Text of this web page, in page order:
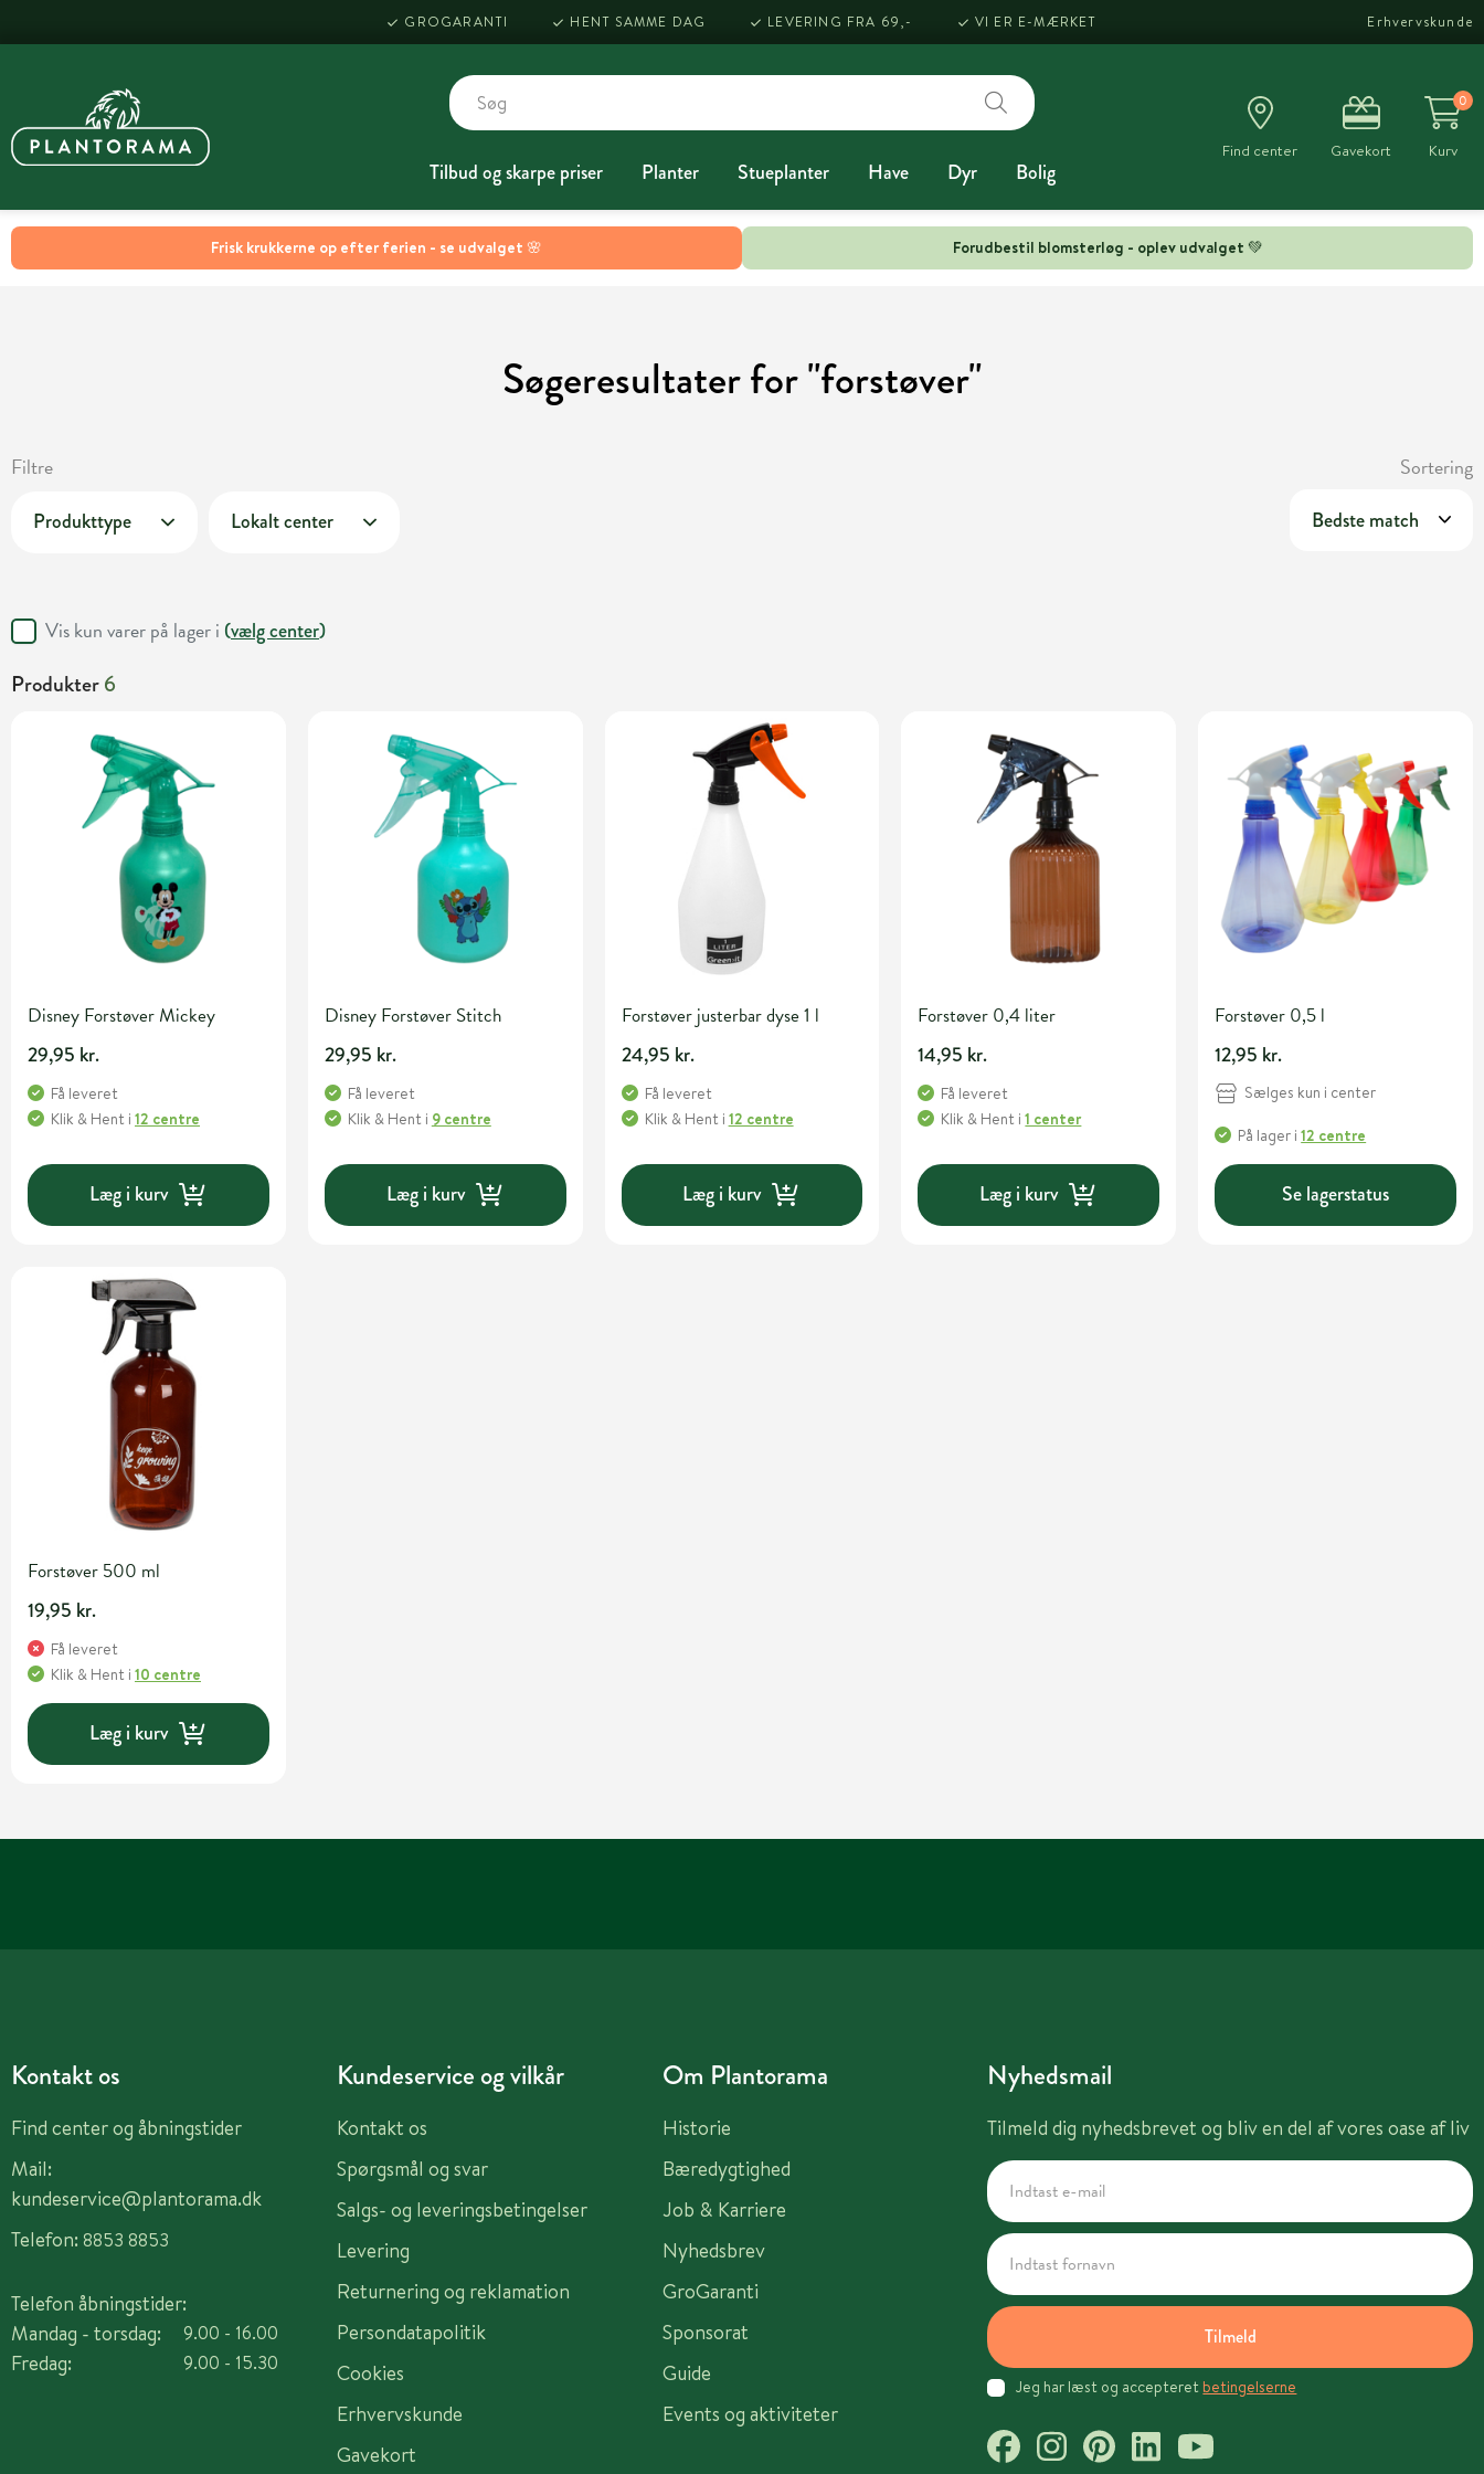
GROGARANTI HENT SAMME DAG LEVERING FRA 69,- VI ER E-MÆRKET Erhvervskunde
Tilbud og skarpe priser Planter Stueplanter Have Dyr Bolig
Find center Gavekort
0
Kurv
Frisk krukkerne op efter ferien - se udvalget 🌸 Forudbestil blomsterløg - oplev udvalget 💚
Søgeresultater for "forstøver"
Filtre Sortering
Produkttype Lokalt center
Vis kun varer på lager i (vælg center)
Produkter6
Disney Forstøver Mickey
29,95 kr.
Få leveret
Klik & Hent i 12 centre
Læg i kurv
Disney Forstøver Stitch
29,95 kr.
Få leveret
Klik & Hent i 9 centre
Læg i kurv
Forstøver justerbar dyse 1 l
24,95 kr.
Få leveret
Klik & Hent i 12 centre
Læg i kurv
Forstøver 0,4 liter
14,95 kr.
Få leveret
Klik & Hent i1 center
Læg i kurv
Forstøver 0,5 l
12,95 kr.
Sælges kun i center
På lager i12 centre
Se lagerstatus
Forstøver 500 ml
19,95 kr.
Få leveret
Klik & Hent i 10 centre
Læg i kurv
Kontakt os
Find center og åbningstider
Mail:
kundeservice@plantorama.dk
Telefon: 8853 8853
Telefon åbningstider:
Mandag - torsdag:
Fredag:
9.00 - 16.00
9.00 - 15.30
Kundeservice og vilkår
Kontakt os
Spørgsmål og svar
Salgs- og leveringsbetingelser
Levering
Returnering og reklamation
Persondatapolitik
Cookies
Erhvervskunde
Gavekort
Om Plantorama
Historie
Bæredygtighed
Job & Karriere
Nyhedsbrev
GroGaranti
Sponsorat
Guide
Events og aktiviteter
Nyhedsmail
Tilmeld dig nyhedsbrevet og bliv en del af vores oase af liv
Tilmeld
Jeg har læst og accepteret betingelserne